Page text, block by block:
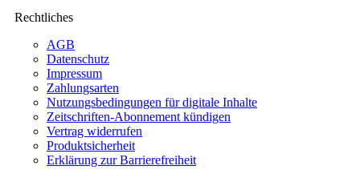
Rechtliches
AGB
Datenschutz
Impressum
Zahlungsarten
Nutzungsbedingungen für digitale Inhalte
Zeitschriften-Abonnement kündigen
Vertrag widerrufen
Produktsicherheit
Erklärung zur Barrierefreiheit